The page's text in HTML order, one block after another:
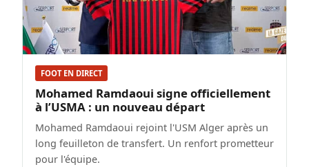
FOOT EN DIRECT
Mohamed Ramdaoui signe officiellement
à l’USMA : un nouveau départ
Mohamed Ramdaoui rejoint l'USM Alger après un
long feuilleton de transfert. Un renfort prometteur
pour l'équipe.